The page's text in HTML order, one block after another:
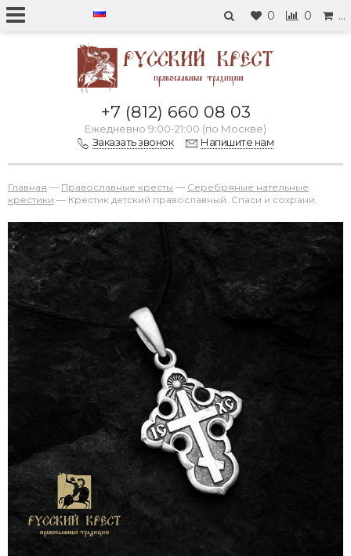
0 0 …
+7 (812) 660 08 03
Ежедневно 9:00-21:00 (по Москве)
Заказать звонок
Напишите нам
Главная — Православные кресты — Серебряные нательные
крестики — Крестик детский православный. Спаси и сохрани.